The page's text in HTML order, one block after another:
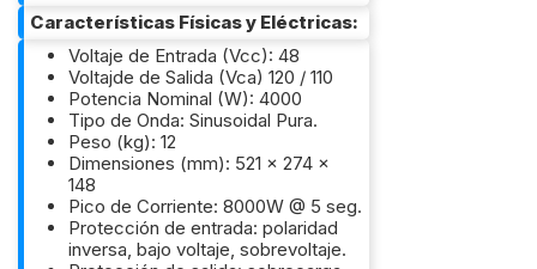
Características Físicas y Eléctricas:
Voltaje de Entrada (Vcc): 48
Voltajde de Salida (Vca) 120 / 110
Potencia Nominal (W): 4000
Tipo de Onda: Sinusoidal Pura.
Peso (kg): 12
Dimensiones (mm): 521 x 274 x
148
Pico de Corriente: 8000W @ 5 seg.
Protección de entrada: polaridad
inversa, bajo voltaje, sobrevoltaje.